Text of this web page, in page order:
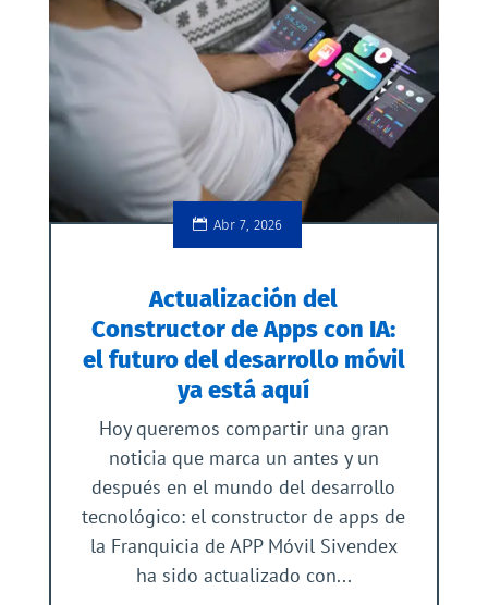
Abr 7, 2026
Actualización del
Constructor de Apps con IA:
el futuro del desarrollo móvil
ya está aquí
Hoy queremos compartir una gran
noticia que marca un antes y un
después en el mundo del desarrollo
tecnológico: el constructor de apps de
la Franquicia de APP Móvil Sivendex
ha sido actualizado con...